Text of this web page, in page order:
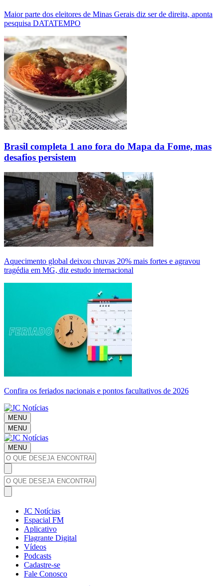
Maior parte dos eleitores de Minas Gerais diz ser de direita, aponta
pesquisa DATATEMPO
Brasil completa 1 ano fora do Mapa da Fome, mas
desafios persistem
Aquecimento global deixou chuvas 20% mais fortes e agravou
tragédia em MG, diz estudo internacional
Confira os feriados nacionais e pontos facultativos de 2026
MENU
MENU
MENU
JC Notícias
Espacial FM
Aplicativo
Flagrante Digital
Vídeos
Podcasts
Cadastre-se
Fale Conosco